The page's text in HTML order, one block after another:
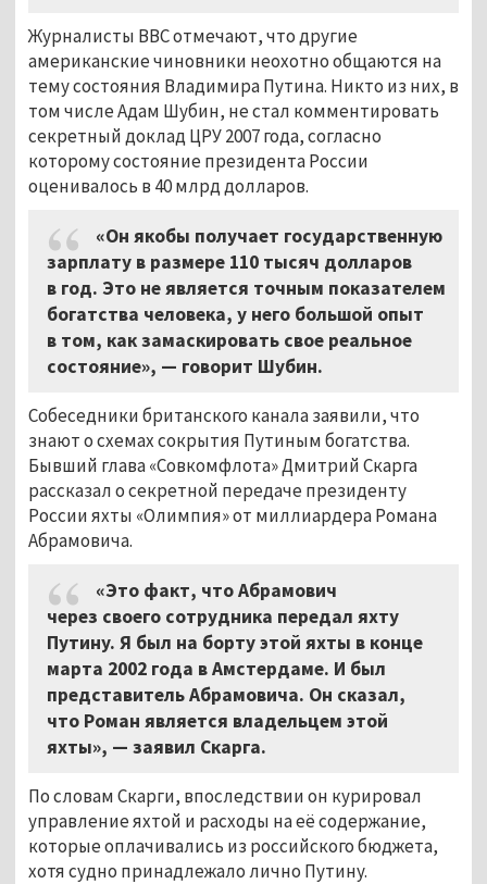
Журналисты BBC отмечают, что другие
американские чиновники неохотно общаются на
тему состояния Владимира Путина. Никто из них, в
том числе Адам Шубин, не стал комментировать
секретный доклад ЦРУ 2007 года, согласно
которому состояние президента России
оценивалось в 40 млрд долларов.
«Он якобы получает государственную
зарплату в размере 110 тысяч долларов
в год. Это не является точным показателем
богатства человека, у него большой опыт
в том, как замаскировать свое реальное
состояние», — говорит Шубин.
Собеседники британского канала заявили, что
знают о схемах сокрытия Путиным богатства.
Бывший глава «Совкомфлота» Дмитрий Скарга
рассказал о секретной передаче президенту
России яхты «Олимпия» от миллиардера Романа
Абрамовича.
«Это факт, что Абрамович
через своего сотрудника передал яхту
Путину. Я был на борту этой яхты в конце
марта 2002 года в Амстердаме. И был
представитель Абрамовича. Он сказал,
что Роман является владельцем этой
яхты», — заявил Скарга.
По словам Скарги, впоследствии он курировал
управление яхтой и расходы на её содержание,
которые оплачивались из российского бюджета,
хотя судно принадлежало лично Путину.